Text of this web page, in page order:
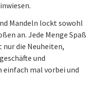
Mandeln lockt sowohl
an. Jede Menge Spaß
nur die Neuheiten,
und
einfach mal vorbei und